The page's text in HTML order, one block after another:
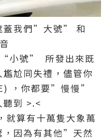
蓋我們”大號” 和
小號” 所發出來既
尬同失禮，儘管你
，你都要”慢慢”
聽到 >.<
算有十萬隻大象萬
，因為有其他”天然